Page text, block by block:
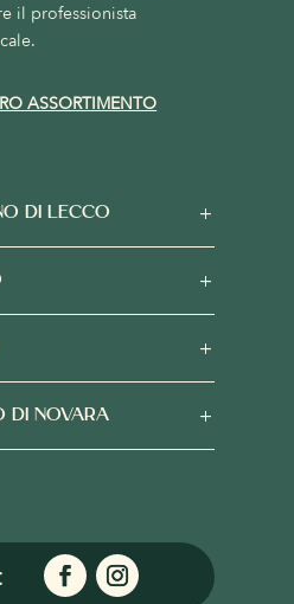
il professionista
ASSORTIMENTO
DI LECCO
DI NOVARA